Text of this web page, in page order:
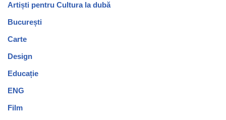
Artiști pentru Cultura la dubă
București
Carte
Design
Educație
ENG
Film